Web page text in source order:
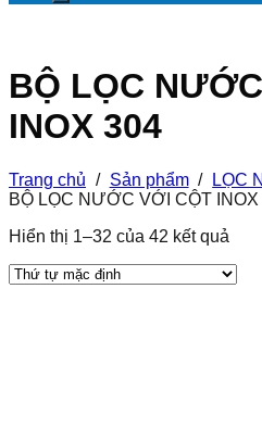
BỘ LỌC
INOX 304
Trang chủ / Sản phẩm / LỌC
BỘ LỌC NƯỚC VỚI CỘT INOX
Hiển thị 1–32 của 42 kết quả